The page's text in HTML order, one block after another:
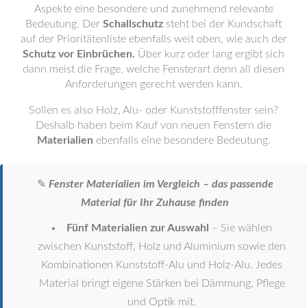
Aspekte eine besondere und zunehmend relevante
Bedeutung. Der Schallschutzsteht bei der Kundschaft
auf der Prioritätenliste ebenfalls weit oben, wie auch der
Schutz vor Einbrüchen. Über kurz oder lang ergibt sich
dann meist die Frage, welche Fensterart denn all diesen
Anforderungen gerecht werden kann.
Sollen es also Holz, Alu- oder Kunststofffenster sein?
Deshalb haben beim Kauf von neuen Fenstern die
Materialien ebenfalls eine besondere Bedeutung.
✎ Fenster Materialien im Vergleich – das passende
Material für Ihr Zuhause finden
Fünf Materialien zur Auswahl
– Sie wählen
zwischen Kunststoff, Holz und Aluminium sowie den
Kombinationen Kunststoff-Alu und Holz-Alu. Jedes
Material bringt eigene Stärken bei Dämmung, Pflege
und Optik mit.